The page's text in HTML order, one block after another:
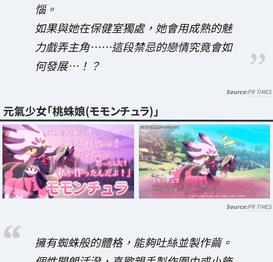
惱。
如果與她在保健室獨處，她會用成熟的魅
力戲弄主角……這段禁忌的戀情究竟會如
何發展…！？
PR TIMES
元氣少女「桃蛛娘(モモンチュラ)」
PR TIMES
擁有蜘蛛般的體格，能夠吐絲並製作繭。